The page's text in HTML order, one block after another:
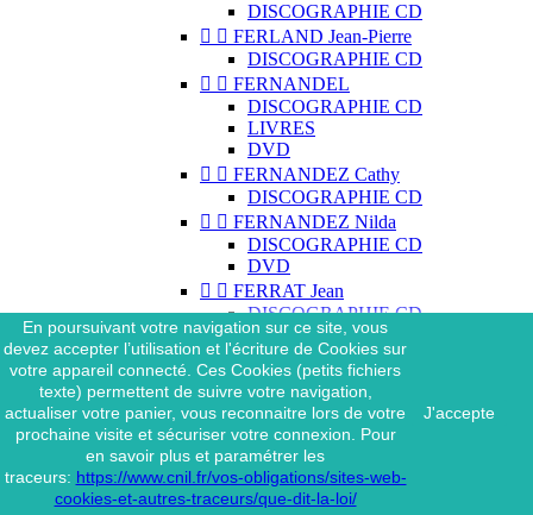
DISCOGRAPHIE CD
  FERLAND Jean-Pierre
DISCOGRAPHIE CD
  FERNANDEL
DISCOGRAPHIE CD
LIVRES
DVD
  FERNANDEZ Cathy
DISCOGRAPHIE CD
  FERNANDEZ Nilda
DISCOGRAPHIE CD
DVD
  FERRAT Jean
DISCOGRAPHIE CD
DISCOGRAPHIE 45 TOURS
DISCOGRAPHIE 33 TOURS
DVD
MAGAZINE
  FERRAT Jean & SES
INTERPRÈTES
DISCOGRAPHIE CD
  FERRÉ Léo
En poursuivant votre navigation sur ce site, vous
devez accepter l’utilisation et l'écriture de Cookies sur
votre appareil connecté. Ces Cookies (petits fichiers
texte) permettent de suivre votre navigation,
actualiser votre panier, vous reconnaitre lors de votre
prochaine visite et sécuriser votre connexion. Pour
en savoir plus et paramétrer les
traceurs: https://www.cnil.fr/vos-obligations/sites-web-
cookies-et-autres-traceurs/que-dit-la-loi/
J'accepte